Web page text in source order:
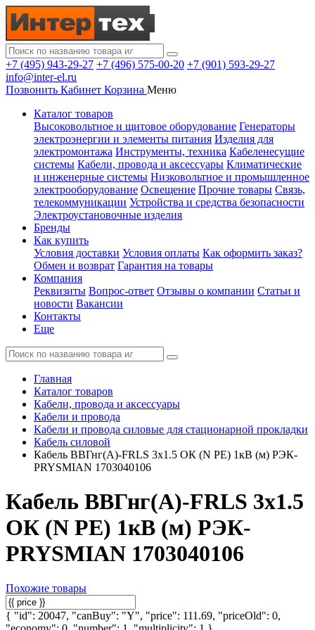
+7 (495) 943-29-27 +7 (496) 575-00-20 +7 (901) 593-29-27
info@inter-el.ru
Позвонить Кабинет Корзина Меню
Каталог товаров
Высоковольтное и щитовое оборудование Генераторы
электроэнергии и элементы питания Изделия для
электромонтажа Инструменты, техника Кабеленесущие
системы Кабели, провода и аксессуары Климатические
и инженерные системы Низковольтное и промышленное
электрооборудование Освещение Прочие товары Связь,
телекоммуникации Устройства и средства безопасности
Электроустановочные изделия
Бренды
Как купить
Условия доставки Условия оплаты Как оформить заказ?
Обмен и возврат Гарантия на товары
Компания
Реквизиты Вопрос-ответ Отзывы о компании Статьи и
новости Вакансии
Контакты
Еще
Главная
Каталог товаров
Кабели, провода и аксессуары
Кабели и провода
Кабели и провода силовые для стационарной прокладки
Кабель силовой
Кабель ВВГнг(А)-FRLS 3х1.5 ОК (N PE) 1кВ (м) РЭК-
PRYSMIAN 1703040106
Кабель ВВГнг(А)-FRLS 3х1.5
ОК (N PE) 1кВ (м) РЭК-
PRYSMIAN 1703040106
Похожие товары
{ "id": 20047, "canBuy": "Y", "price": 111.69, "priceOld": 0,